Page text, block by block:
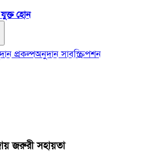
হোন
প্রকল্পঅনুদান সাবস্ক্রিপশন
জরুরী সহায়তা